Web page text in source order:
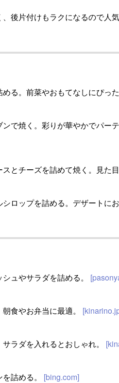
後片付けもラクになるので人
る。前菜やおもてなしにぴった
で焼く。彩りが華やかでパーテ
とチーズを詰めて焼く。見た目
ロップを詰める。デザートにお
ュやサラダを詰める。
食やお弁当に最適。
ラダを入れるとおしゃれ。
詰める。 [bing.com]